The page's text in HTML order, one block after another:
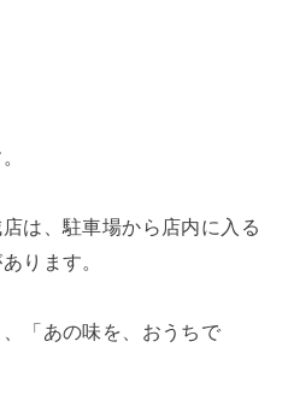
は、駐車場から店内に入る
ります。
「あの味を、おうちで